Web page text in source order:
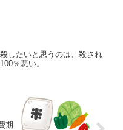
したいと思うのは、殺され
％悪い。
期